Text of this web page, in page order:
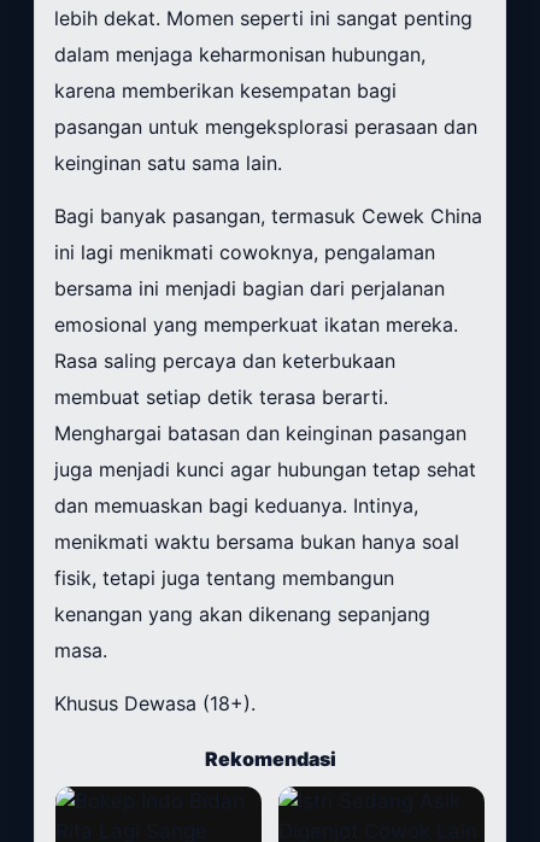
lebih dekat. Momen seperti ini sangat penting
dalam menjaga keharmonisan hubungan,
karena memberikan kesempatan bagi
pasangan untuk mengeksplorasi perasaan dan
keinginan satu sama lain.
Bagi banyak pasangan, termasuk Cewek China
ini lagi menikmati cowoknya, pengalaman
bersama ini menjadi bagian dari perjalanan
emosional yang memperkuat ikatan mereka.
Rasa saling percaya dan keterbukaan
membuat setiap detik terasa berarti.
Menghargai batasan dan keinginan pasangan
juga menjadi kunci agar hubungan tetap sehat
dan memuaskan bagi keduanya. Intinya,
menikmati waktu bersama bukan hanya soal
fisik, tetapi juga tentang membangun
kenangan yang akan dikenang sepanjang
masa.
Khusus Dewasa (18+).
Rekomendasi